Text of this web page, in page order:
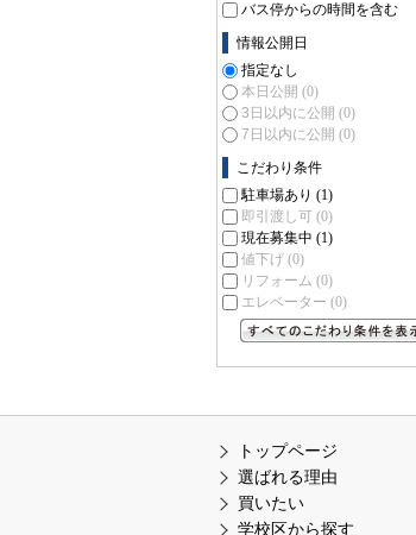
バス停からの時間を含む
情報公開日
指定なし
本日公開 (0)
3日以内に公開 (0)
7日以内に公開 (0)
こだわり条件
駐車場あり (1)
即引渡し可 (0)
現在募集中 (1)
値下げ (0)
リフォーム (0)
エレベーター (0)
トップページ
選ばれる理由
買いたい
学校区から探す